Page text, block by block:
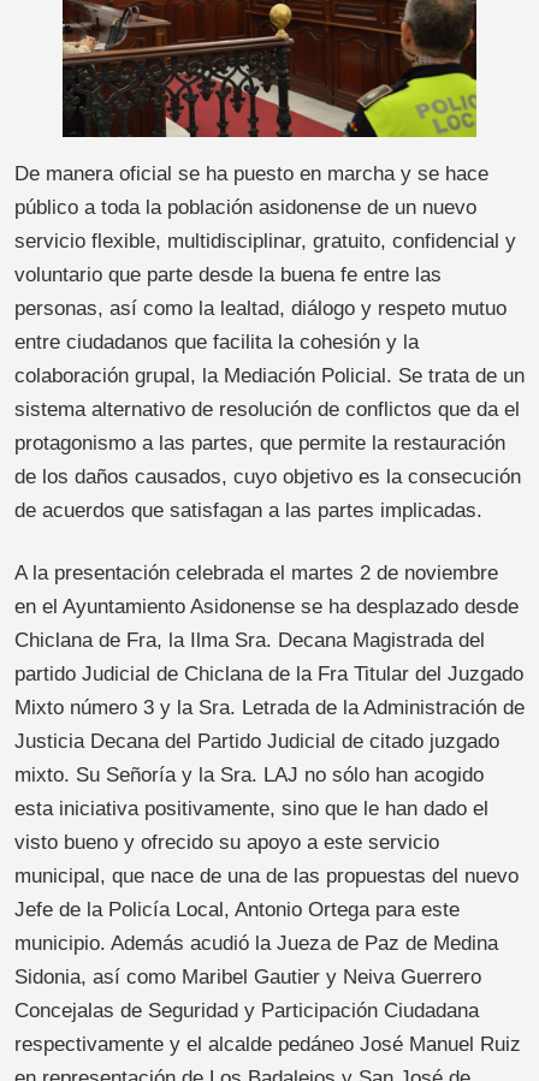
De manera oficial se ha puesto en marcha y se hace
público a toda la población asidonense de un nuevo
servicio flexible, multidisciplinar, gratuito, confidencial y
voluntario que parte desde la buena fe entre las
personas, así como la lealtad, diálogo y respeto mutuo
entre ciudadanos que facilita la cohesión y la
colaboración grupal, la Mediación Policial. Se trata de un
sistema alternativo de resolución de conflictos que da el
protagonismo a las partes, que permite la restauración
de los daños causados, cuyo objetivo es la consecución
de acuerdos que satisfagan a las partes implicadas.
A la presentación celebrada el martes 2 de noviembre
en el Ayuntamiento Asidonense se ha desplazado desde
Chiclana de Fra, la Ilma Sra. Decana Magistrada del
partido Judicial de Chiclana de la Fra Titular del Juzgado
Mixto número 3 y la Sra. Letrada de la Administración de
Justicia Decana del Partido Judicial de citado juzgado
mixto. Su Señoría y la Sra. LAJ no sólo han acogido
esta iniciativa positivamente, sino que le han dado el
visto bueno y ofrecido su apoyo a este servicio
municipal, que nace de una de las propuestas del nuevo
Jefe de la Policía Local, Antonio Ortega para este
municipio. Además acudió la Jueza de Paz de Medina
Sidonia, así como Maribel Gautier y Neiva Guerrero
Concejalas de Seguridad y Participación Ciudadana
respectivamente y el alcalde pedáneo José Manuel Ruiz